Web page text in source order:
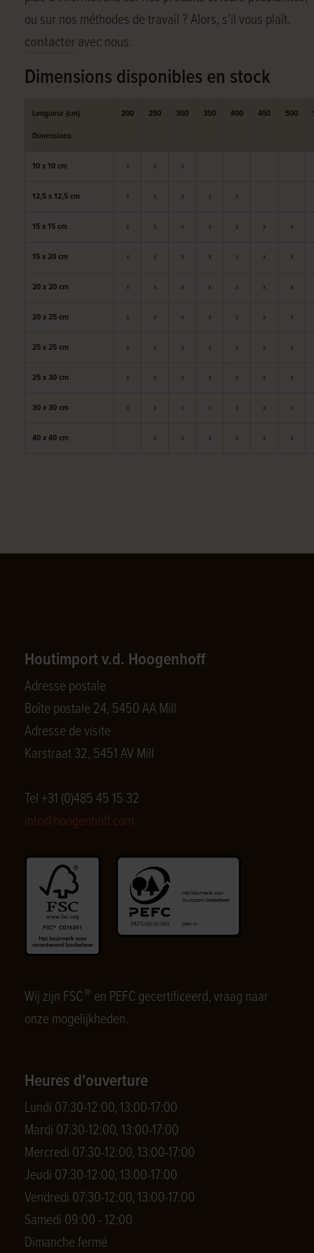
ou sur nos méthodes de travail ? Alors, s'il vous plaît.
contacteravec nous.
Dimensions disponibles en stock
Longueur (cm)
Dimensions
200 250 300 350 400 450 500
10 x 10 cm x x x
12,5 x 12,5 cm x x x x x
15 x 15 cm x x x x x x x
15 x 20 cm x x x x x x x
20 x 20 cm x x x x x x x
20 x 25 cm x x x x x x x
25 x 25 cm x x x x x x x
25 x 30 cm x x x x x x x
30 x 30 cm x x x x x x x
40 x 40 cm x x x x x x
Houtimport v.d. Hoogenhoff
Adresse postale
Boîte postale 24, 5450 AA Mill
Adresse de visite
Karstraat 32, 5451 AV Mill
Tel +31 (0)485 45 15 32
info@hoogenhoff.com
Wij zijn FSC® en PEFC gecertificeerd, vraag naar
onze mogelijkheden.
Heures d'ouverture
Lundi 07:30-12:00, 13:00-17:00
Mardi 07:30-12:00, 13:00-17:00
Mercredi 07:30-12:00, 13:00-17:00
Jeudi 07:30-12:00, 13:00-17:00
Vendredi 07:30-12:00, 13:00-17:00
Samedi 09:00 - 12:00
Dimanche fermé